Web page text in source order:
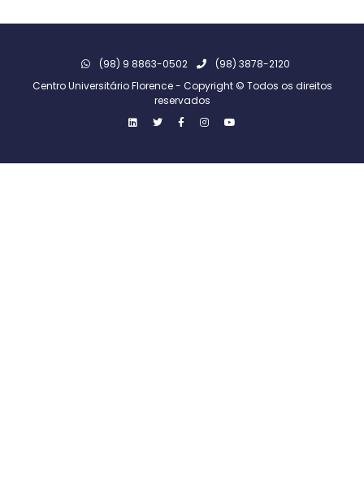
(98) 9 8863-0502
(98) 3878-2120
Centro Universitário Florence - Copyright © Todos os direitos
reservados